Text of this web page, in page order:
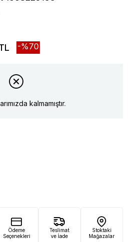
70
kalmamıştır.
Ödeme
Seçenekleri
Teslimat
ve İade
Stoktaki
Mağazalar